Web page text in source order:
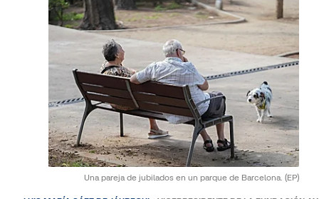
Una pareja de jubilados en un parque de Barcelona. (EP)